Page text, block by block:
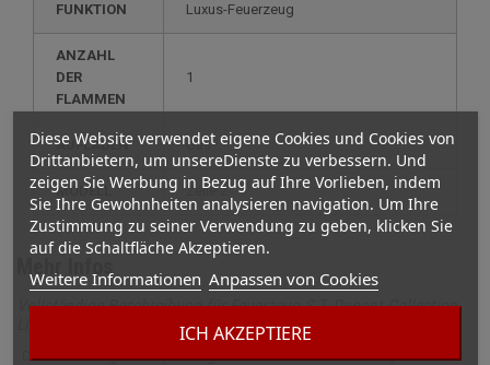
Diese Website verwendet eigene Cookies und Cookies von
Drittanbietern, um unsereDienste zu verbessern. Und
zeigen Sie Werbung in Bezug auf Ihre Vorlieben, indem
Sie Ihre Gewohnheiten analysieren navigation. Um Ihre
Zustimmung zu seiner Verwendung zu geben, klicken Sie
auf die Schaltfläche Akzeptieren.
Weitere Informationen Anpassen von Cookies
ICH AKZEPTIERE
FUNKTION luxus-Feuerzeug
ANZAHL
DER
FLAMMEN
1
AUFLADEN gas
MODELL zeile 2
Mehr Infos
Vollständige Beschreibung für Feuerzeug S.T. Dupont Collection
Linie 2 Small Fire X Schwarz
Das Feuerzeug S.T. Dupont Ligne 2 Small Fire X Noir verkörpert eine